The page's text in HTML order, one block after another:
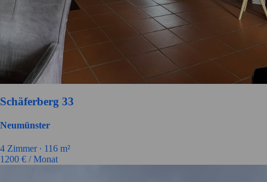
Schäferberg 33
Neumünster
4 Zimmer ∙ 116 m²
1200 € / Monat